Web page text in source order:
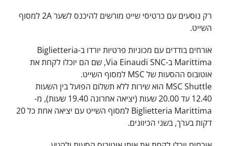
רק נוסעים עם כרטיסי שייט מורשים להיכנס לשער 2A למסוף
השייט.
אורחים בודדים עם מכוניות פרטיות יורדו ב-Biglietteria
Marittima ב-Via Einaudi SNC, שם הם יוכלו לקחת את
אוטובוס ההסעות של MSC למסוף השייט.
MSC Shuttle הוא שירות ללא תשלום הפועל בין השעות
12.40 עד 20.00 שעות (יציאה אחרונה 19.40 שעות), מ-
Biglietteria Marittima למסוף השייט עם יציאה אחת כל 20
דקות בערך, בשני הכיוונים.